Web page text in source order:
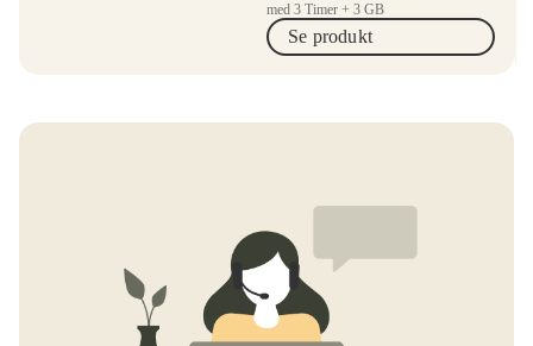
med 3 Timer + 3 GB
Se produkt